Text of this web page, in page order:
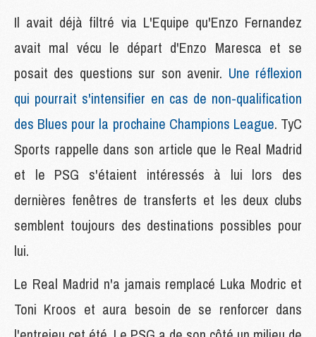
Il avait déjà filtré via L'Equipe qu'Enzo Fernandez
avait mal vécu le départ d'Enzo Maresca et se
posait des questions sur son avenir. Une réflexion
qui pourrait s'intensifier en cas de non-qualification
des Blues pour la prochaine Champions League. TyC
Sports rappelle dans son article que le Real Madrid
et le PSG s'étaient intéressés à lui lors des
dernières fenêtres de transferts et les deux clubs
semblent toujours des destinations possibles pour
lui.
Le Real Madrid n'a jamais remplacé Luka Modric et
Toni Kroos et aura besoin de se renforcer dans